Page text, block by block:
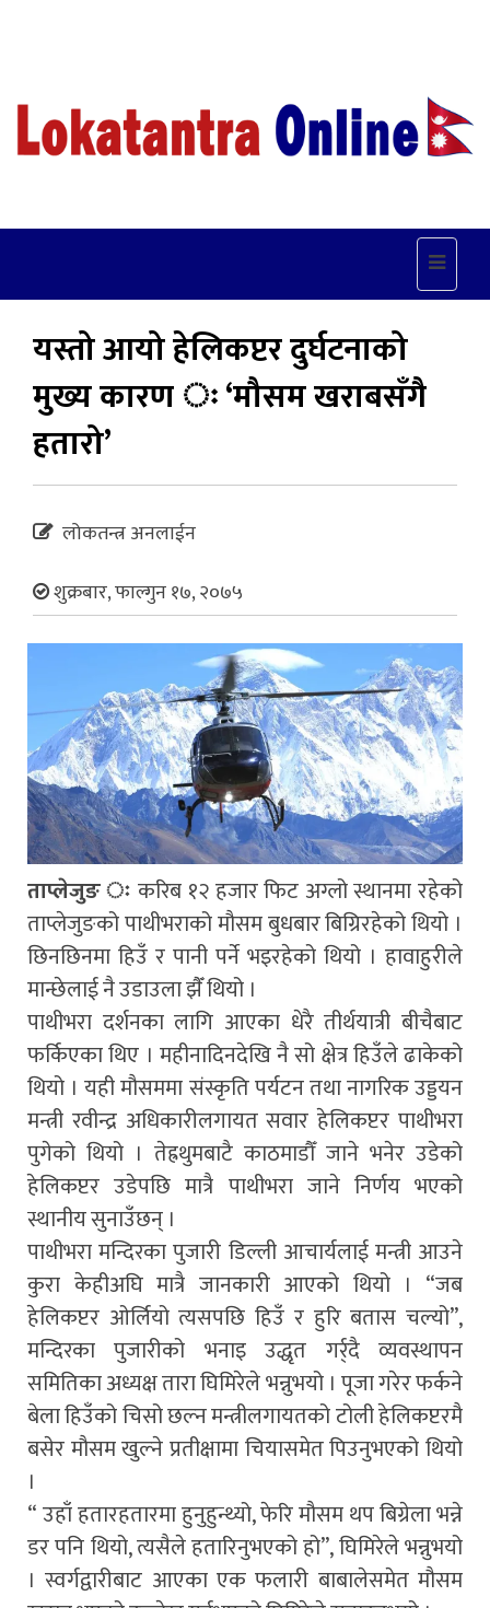
Toggle
यस्तो आयो हेलिकप्टर दुर्घटनाको
मुख्य कारण ः ‘मौसम खराबसँगै
हतारो’
लोकतन्त्र अनलाईन
शुक्रबार, फाल्गुन १७, २०७५
ताप्लेजुङ ः करिब १२ हजार फिट अग्लो स्थानमा रहेको
ताप्लेजुङको पाथीभराको मौसम बुधबार बिग्रिरहेको थियो ।
छिनछिनमा हिउँ र पानी पर्ने भइरहेको थियो । हावाहुरीले
मान्छेलाई नै उडाउला झैँ थियो ।
पाथीभरा दर्शनका लागि आएका धेरै तीर्थयात्री बीचैबाट
फर्किएका थिए । महीनादिनदेखि नै सो क्षेत्र हिउँले ढाकेको
थियो । यही मौसममा संस्कृति पर्यटन तथा नागरिक उड्डयन
मन्त्री रवीन्द्र अधिकारीलगायत सवार हेलिकप्टर पाथीभरा
पुगेको थियो । तेह्रथुमबाटै काठमाडौँ जाने भनेर उडेको
हेलिकप्टर उडेपछि मात्रै पाथीभरा जाने निर्णय भएको
स्थानीय सुनाउँछन् ।
पाथीभरा मन्दिरका पुजारी डिल्ली आचार्यलाई मन्त्री आउने
कुरा केहीअघि मात्रै जानकारी आएको थियो । “जब
हेलिकप्टर ओर्लियो त्यसपछि हिउँ र हुरि बतास चल्यो”,
मन्दिरका पुजारीको भनाइ उद्धृत गर्र्दै व्यवस्थापन
समितिका अध्यक्ष तारा घिमिरेले भन्नुभयो । पूजा गरेर फर्कने
बेला हिउँको चिसो छल्न मन्त्रीलगायतको टोली हेलिकप्टरमै
बसेर मौसम खुल्ने प्रतीक्षामा चियासमेत पिउनुभएको थियो
।
“ उहाँ हतारहतारमा हुनुहुन्थ्यो, फेरि मौसम थप बिग्रेला भन्ने
डर पनि थियो, त्यसैले हतारिनुभएको हो”, घिमिरेले भन्नुभयो
। स्वर्गद्वारीबाट आएका एक फलारी बाबालेसमेत मौसम